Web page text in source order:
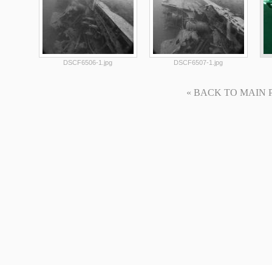
DSCF6506-1.jpg DSCF6507-1.jpg
« BACK TO MAIN